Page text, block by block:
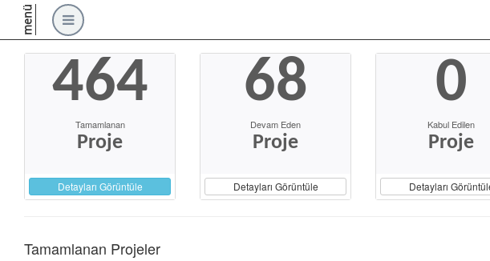
menü
464
Tamamlanan
Proje
Detayları Görüntüle
68
Devam Eden
Proje
Detayları Görüntüle
0
Kabul Edilen
Proje
Detayları
Tamamlanan Projeler